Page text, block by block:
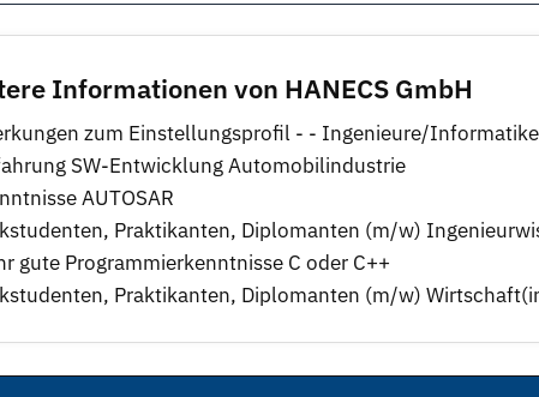
Informationen von HANECS GmbH
zum Einstellungsprofil - - Ingenieure/
SW-Entwicklung Automobilindustrie
AUTOSAR
Praktikanten, Diplomanten (m/w)
gute Programmierkenntnisse C oder C++
Praktikanten, Diplomanten (m/w)